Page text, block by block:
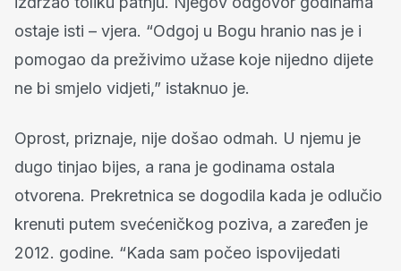
ostaje isti – vjera. “Odgoj u Bogu hranio nas je i
pomogao da preživimo užase koje nijedno dijete
ne bi smjelo vidjeti,” istaknuo je.
Oprost, priznaje, nije došao odmah. U njemu je
dugo tinjao bijes, a rana je godinama ostala
otvorena. Prekretnica se dogodila kada je odlučio
krenuti putem svećeničkog poziva, a zaređen je
2012. godine. “Kada sam počeo ispovijedati